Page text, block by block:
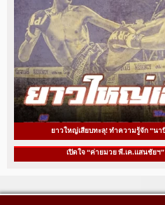
ยาวใหญ่เสียบทะลุ! ทำความรู้จัก “นา
เปิดใจ “ค่ายมวย พี.เค.แสนชัย